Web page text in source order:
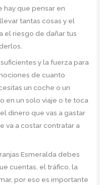
que pensar en
tantas cosas y el
el riesgo de dañar tus
y la fuerza para
de cuanto
un coche o un
en un solo viaje o te toca
dinero que vas a gastar
va a costar contratar a
Esmeralda debes
cuentas, el tráfico, la
por eso es importante